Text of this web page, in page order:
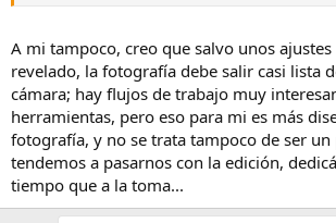
A mi tampoco, creo que salvo unos ajustes
revelado, la fotografía debe salir casi lista
cámara; hay flujos de trabajo muy
herramientas, pero eso para mi es más
fotografía, y no se trata tampoco de ser
tendemos a pasarnos con la edición,
tiempo que a la toma...